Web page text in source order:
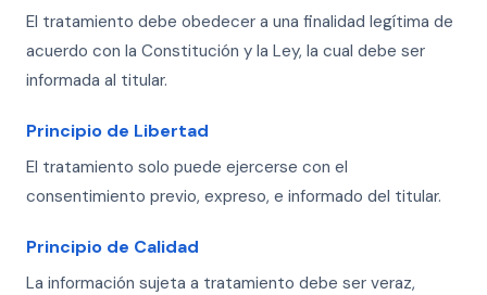
El tratamiento debe obedecer a una finalidad legítima de
acuerdo con la Constitución y la Ley, la cual debe ser
informada al titular.
Principio de Libertad
El tratamiento solo puede ejercerse con el
consentimiento previo, expreso, e informado del titular.
Principio de Calidad
La información sujeta a tratamiento debe ser veraz,